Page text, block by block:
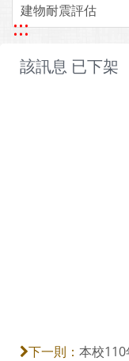
建物耐震評估
:::
該訊息 已下架
下一則： 本校